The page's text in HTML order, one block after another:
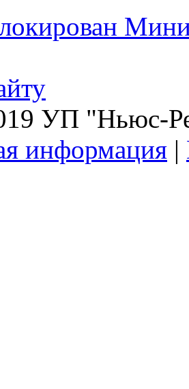
УП "Ньюс-
информация |